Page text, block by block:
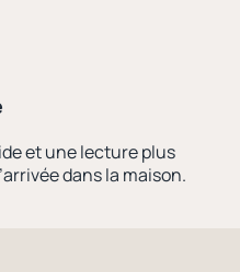
et une lecture plus
dans la maison.